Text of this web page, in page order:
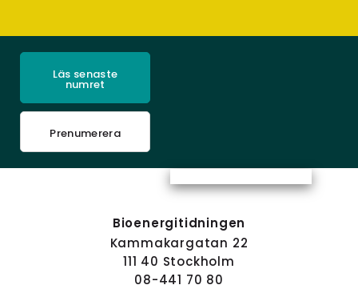
Läs senaste
numret
Prenumerera
Bioenergitidningen
Kammakargatan 22
111 40 Stockholm
08-441 70 80